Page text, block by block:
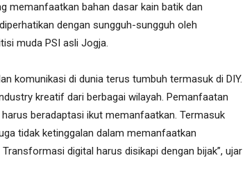
memanfaatkan bahan dasar kain batik dan
dengan sungguh-sungguh oleh
muda PSI asli Jogja.
komunikasi di dunia terus tumbuh termasuk di DIY.
kreatif dari berbagai wilayah. Pemanfaatan
beradaptasi ikut memanfaatkan. Termasuk
tidak ketinggalan dalam memanfaatkan
digital harus disikapi dengan bijak”, ujar